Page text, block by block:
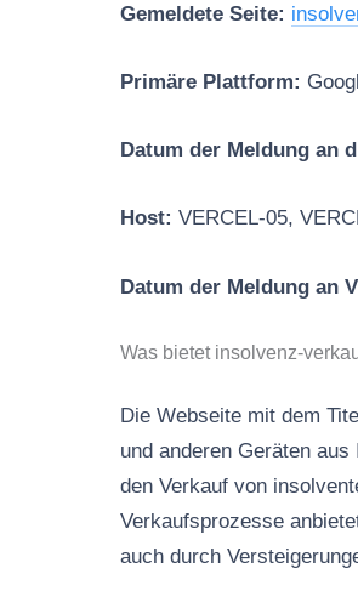
Gemeldete Seite:
Primäre Plattform:
Datum der Meldung an
Host: VERCEL-05,
Datum der Meldung an
Was bietet insolvenz-
Die Webseite mit dem
und anderen Geräten
den Verkauf von
Verkaufsprozesse
auch durch